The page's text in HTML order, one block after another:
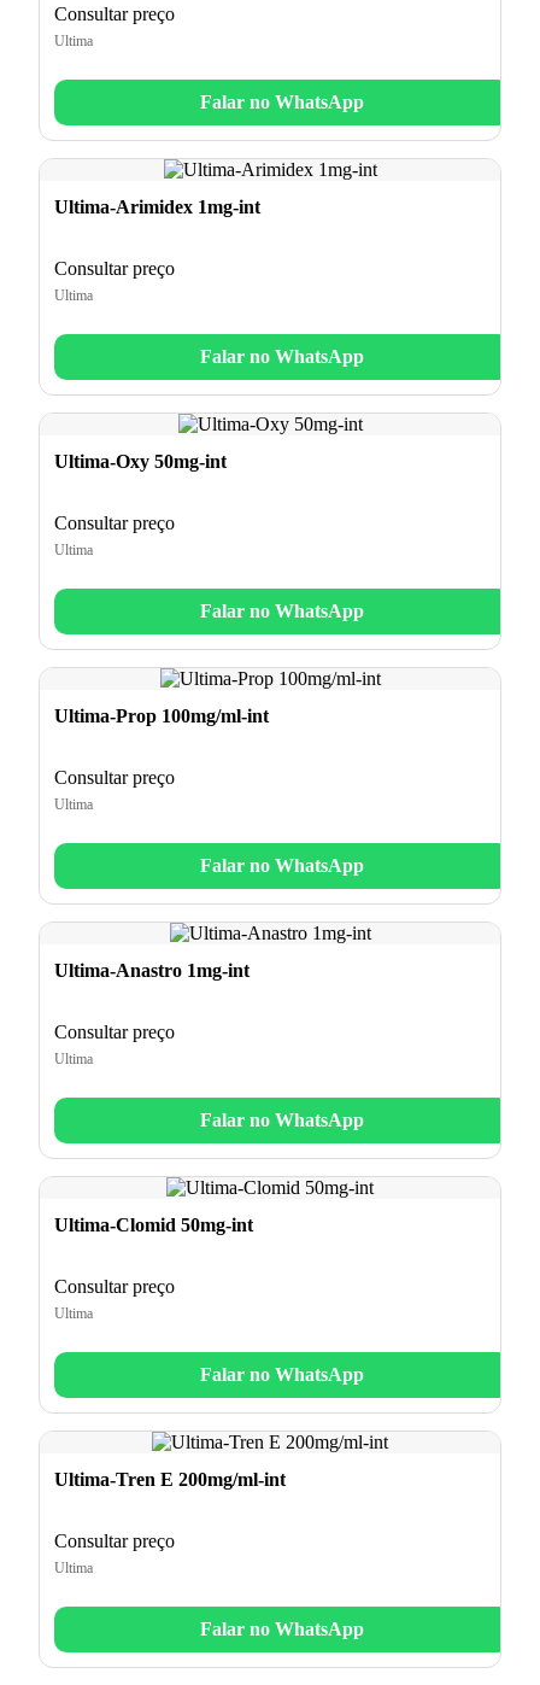
Consultar preço
Ultima
Falar no WhatsApp
Ultima-Arimidex 1mg-int
Consultar preço
Ultima
Falar no WhatsApp
Ultima-Oxy 50mg-int
Consultar preço
Ultima
Falar no WhatsApp
Ultima-Prop 100mg/ml-int
Consultar preço
Ultima
Falar no WhatsApp
Ultima-Anastro 1mg-int
Consultar preço
Ultima
Falar no WhatsApp
Ultima-Clomid 50mg-int
Consultar preço
Ultima
Falar no WhatsApp
Ultima-Tren E 200mg/ml-int
Consultar preço
Ultima
Falar no WhatsApp